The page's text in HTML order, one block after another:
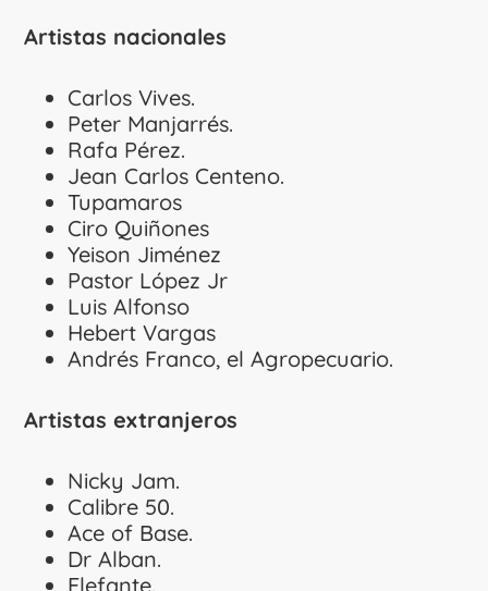
Artistas nacionales
Carlos Vives.
Peter Manjarrés.
Rafa Pérez.
Jean Carlos Centeno.
Tupamaros
Ciro Quiñones
Yeison Jiménez
Pastor López Jr
Luis Alfonso
Hebert Vargas
Andrés Franco, el Agropecuario.
Artistas extranjeros
Nicky Jam.
Calibre 50.
Ace of Base.
Dr Alban.
Elefante.